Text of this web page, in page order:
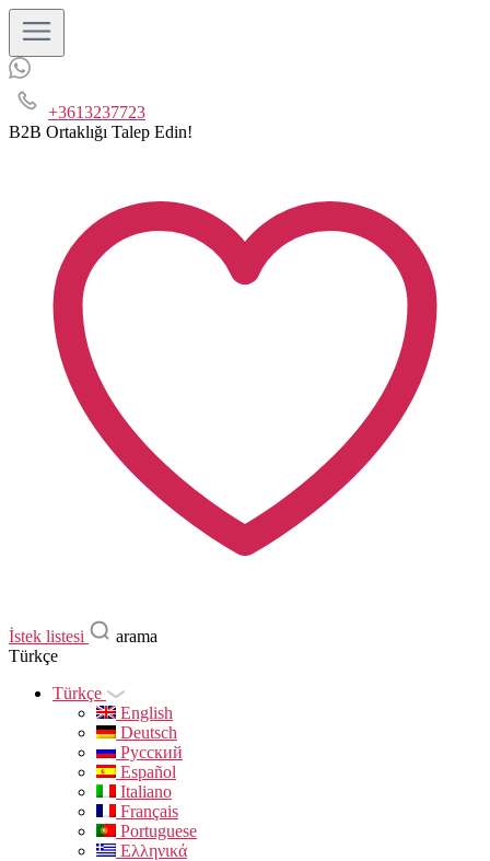
+3613237723
B2B Ortaklığı Talep Edin!
İstek listesi
arama
Türkçe
Türkçe
English
Deutsch
Русский
Español
Italiano
Français
Portuguese
Ελληνικά